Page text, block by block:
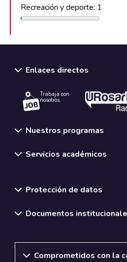
Recreación y deporte: 1
Enlaces directos
Trabaja con
nosotros.
Nuestros programas
Servicios académicos
Protección de datos
Documentos
Comprometidos con la